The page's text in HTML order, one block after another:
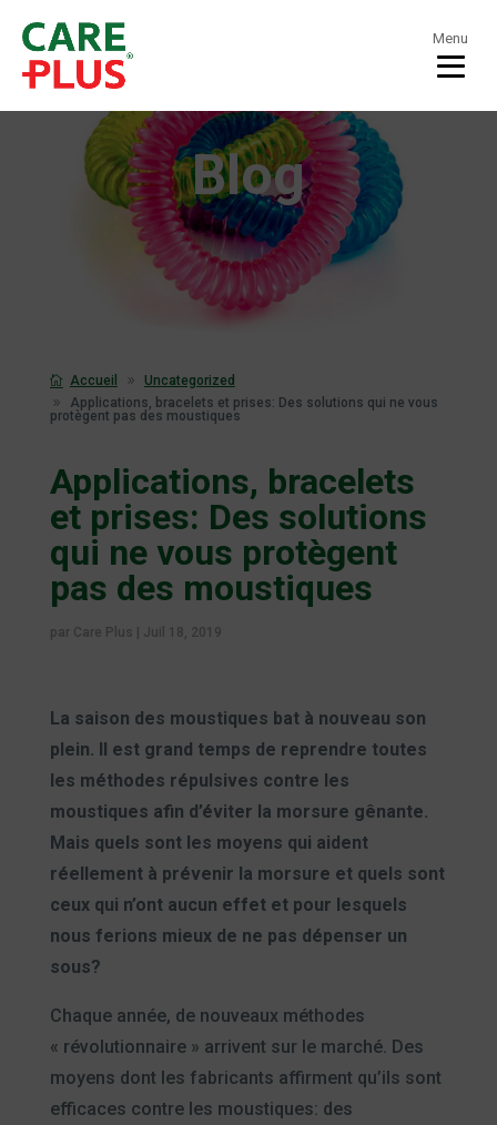
Menu
Blog
Accueil
Uncategorized
Applications, bracelets et prises: Des solutions qui ne vous
protègent pas des moustiques
Applications, bracelets
et prises: Des solutions
qui ne vous protègent
pas des moustiques
par Care Plus Juil 18, 2019
La saison des moustiques bat à nouveau son
plein. Il est grand temps de reprendre toutes
les méthodes répulsives contre les
moustiques afin d’éviter la morsure gênante.
Mais quels sont les moyens qui aident
réellement à prévenir la morsure et quels sont
ceux qui n’ont aucun effet et pour lesquels
nous ferions mieux de ne pas dépenser un
sous?
Chaque année, de nouveaux méthodes
« révolutionnaire » arrivent sur le marché. Des
moyens dont les fabricants affirment qu’ils sont
efficaces contre les moustiques: des